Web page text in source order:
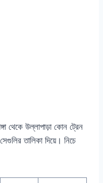
থেকে উল্লাপাড়া কোন ট্রেন
তালিকা দিয়ে। নিচে